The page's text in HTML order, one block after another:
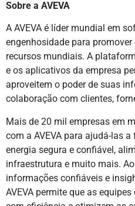
Sobre a AVEVA
A AVEVA é líder mundial em
engenhosidade para
recursos mundiais. A
e os aplicativos da empresa
aproveitem o poder de suas
colaboração com clientes,
Mais de 20 mil empresas em
com a AVEVA para ajudá-las
energia segura e confiável,
infraestrutura e muito mais.
informações confiáveis e
AVEVA permite que as